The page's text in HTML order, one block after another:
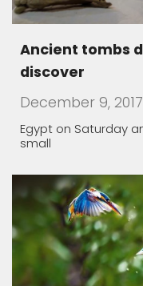
We are all ONE
November 19, 2017